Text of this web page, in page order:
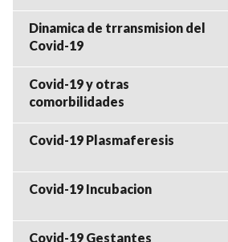
Dinamica de trransmision del
Covid-19
Covid-19 y otras
comorbilidades
Covid-19 Plasmaferesis
Covid-19 Incubacion
Covid-19 Gestantes